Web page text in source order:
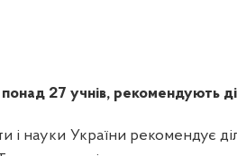
27 учнів, рекомендують
і науки України рекомендує